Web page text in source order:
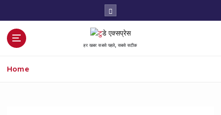
हर खबर सबसे पहले, सबसे सटीक
Home